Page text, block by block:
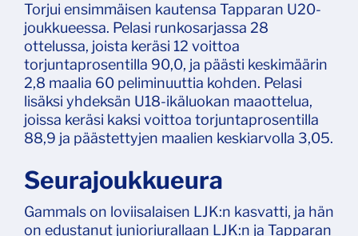
Torjui ensimmäisen kautensa Tapparan U20-
joukkueessa. Pelasi runkosarjassa 28
ottelussa, joista keräsi 12 voittoa
torjuntaprosentilla 90,0, ja päästi keskimäärin
2,8 maalia 60 peliminuuttia kohden. Pelasi
lisäksi yhdeksän U18-ikäluokan maaottelua,
joissa keräsi kaksi voittoa torjuntaprosentilla
88,9 ja päästettyjen maalien keskiarvolla 3,05.
Seurajoukkueura
Gammals on loviisalaisen LJK:n kasvatti, ja hän
on edustanut junioriurallaan LJK:n ja Tapparan